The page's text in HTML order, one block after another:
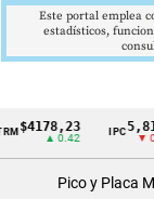
Cintillo
▲ 0.42
IPC 5,81 %
▼ 0.12
Pico y Placa
Este portal emplea
estadísticos,